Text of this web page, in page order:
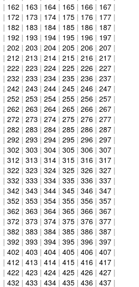
| 162 | 163 | 164 | 165 | 166 | 167 |
| 172 | 173 | 174 | 175 | 176 | 177 |
| 182 | 183 | 184 | 185 | 186 | 187 |
| 192 | 193 | 194 | 195 | 196 | 197 |
| 202 | 203 | 204 | 205 | 206 | 207 |
| 212 | 213 | 214 | 215 | 216 | 217 |
| 222 | 223 | 224 | 225 | 226 | 227 |
| 232 | 233 | 234 | 235 | 236 | 237 |
| 242 | 243 | 244 | 245 | 246 | 247 |
| 252 | 253 | 254 | 255 | 256 | 257 |
| 262 | 263 | 264 | 265 | 266 | 267 |
| 272 | 273 | 274 | 275 | 276 | 277 |
| 282 | 283 | 284 | 285 | 286 | 287 |
| 292 | 293 | 294 | 295 | 296 | 297 |
| 302 | 303 | 304 | 305 | 306 | 307 |
| 312 | 313 | 314 | 315 | 316 | 317 |
| 322 | 323 | 324 | 325 | 326 | 327 |
| 332 | 333 | 334 | 335 | 336 | 337 |
| 342 | 343 | 344 | 345 | 346 | 347 |
| 352 | 353 | 354 | 355 | 356 | 357 |
| 362 | 363 | 364 | 365 | 366 | 367 |
| 372 | 373 | 374 | 375 | 376 | 377 |
| 382 | 383 | 384 | 385 | 386 | 387 |
| 392 | 393 | 394 | 395 | 396 | 397 |
| 402 | 403 | 404 | 405 | 406 | 407 |
| 412 | 413 | 414 | 415 | 416 | 417 |
| 422 | 423 | 424 | 425 | 426 | 427 |
| 432 | 433 | 434 | 435 | 436 | 437 |